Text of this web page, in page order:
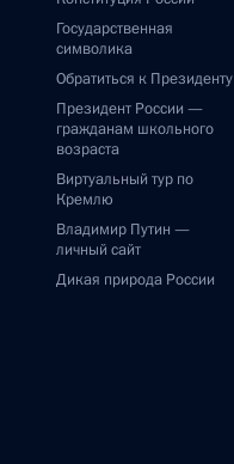
Государственная
символика
Обратиться к Президенту
Президент России —
гражданам школьного
возраста
Виртуальный тур по
Кремлю
Владимир Путин —
личный сайт
Дикая природа России